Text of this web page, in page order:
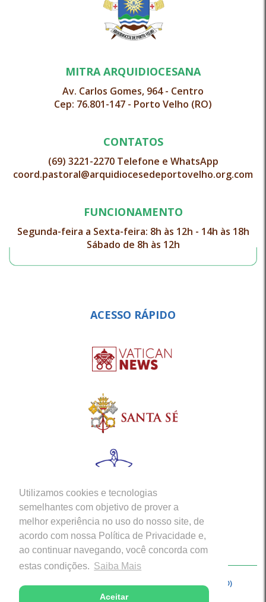
Utilizamos cookies e tecnologias
semelhantes com objetivo de prover a
melhor experiência no uso do nosso site, de
acordo com nossa Política de Privacidade e,
ao continuar navegando, você concorda com
estas condições. Saiba Mais
Aceitar
MITRA ARQUIDIOCESANA
Av. Carlos Gomes, 964 - Centro
Cep: 76.801-147 - Porto Velho (RO)
CONTATOS
(69) 3221-2270 Telefone e WhatsApp
coord.pastoral@arquidiocesedeportovelho.org.com
FUNCIONAMENTO
Segunda-feira a Sexta-feira: 8h às 12h - 14h às 18h
Sábado de 8h às 12h
ACESSO RÁPIDO
Copyright © 2026 - Arquidiocese de Porto Velho (RO)
Desenvolvido com excelência por